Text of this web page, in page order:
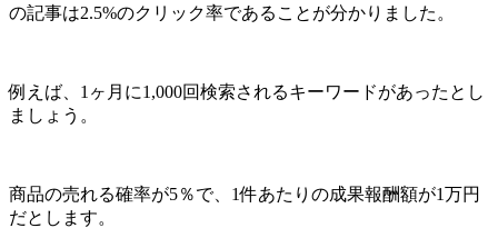
の記事は2.5%のクリック率であることが分かりました。
例えば、1ヶ月に1,000回検索されるキーワードがあったとし
ましょう。
商品の売れる確率が5％で、1件あたりの成果報酬額が1万円
だとします。